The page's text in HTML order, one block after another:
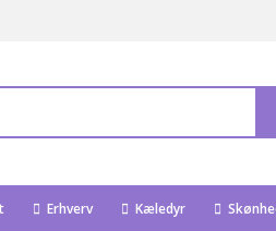
Erhverv Kæledyr